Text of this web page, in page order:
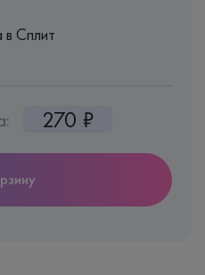
в Сплит
270 ₽